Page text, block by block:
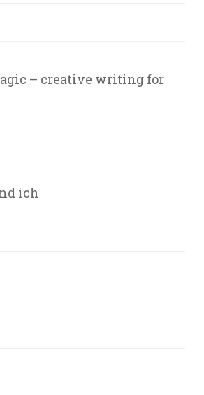
– creative writing for
ich